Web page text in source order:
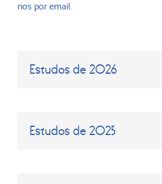
nos por email.
Estudos de 2026
Estudos de 2025